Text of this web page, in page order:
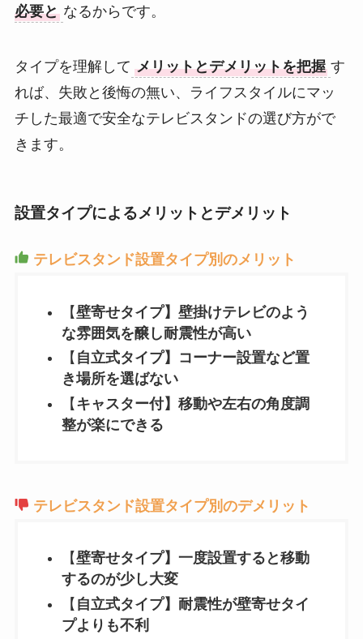
必要と なるからです。
タイプを理解して メリットとデメリットを把握 す
れば、失敗と後悔の無い、ライフスタイルにマッ
チした最適で安全なテレビスタンドの選び方がで
きます。
設置タイプによるメリットとデメリット
テレビスタンド設置タイプ別のメリット
【壁寄せタイプ】壁掛けテレビのよう
な雰囲気を醸し耐震性が高い
【 自立式タイプ】コーナー設置など置
き場所を選ばない
【 キャスター付】移動や左右の角度調
整が楽にできる
テレビスタンド設置タイプ別のデメリット
【壁寄せタイプ】一度設置すると移動
するのが少し大変
【 自立式タイプ】耐震性が壁寄せタイ
プよりも不利